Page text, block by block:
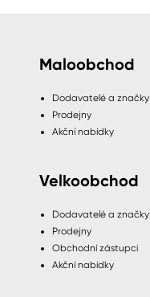
Maloobchod
Dodavatelé a značky
Prodejny
Akční nabídky
Velkoobchod
Dodavatelé a značky
Prodejny
Obchodní zástupci
Akční nabídky